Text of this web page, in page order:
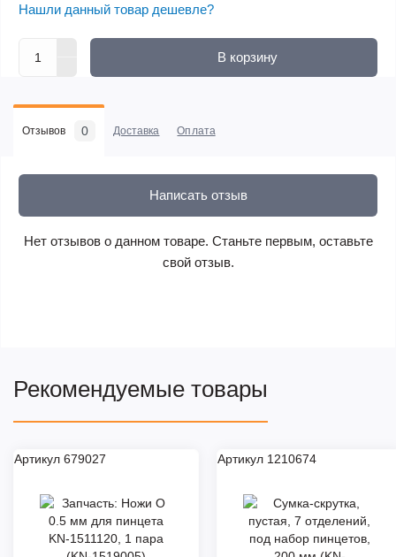
Нашли данный товар дешевле?
В корзину
Отзывов 0 Доставка Оплата
Написать отзыв
Нет отзывов о данном товаре. Станьте первым, оставьте
свой отзыв.
Рекомендуемые товары
Артикул 679027 Артикул 1210674